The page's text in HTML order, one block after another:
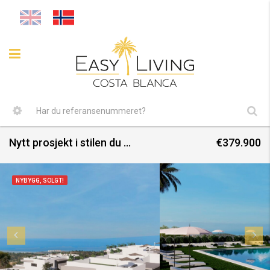
Nytt prosjekt i stilen du ønsker €379.900
NYBYGG, SOLGT!